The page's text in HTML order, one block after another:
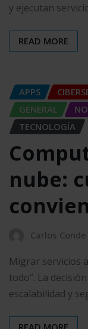
y ejecutan
READ MORE
APPS
GENERAL
TECNOLOGÍA
nube:
Carlos Conde
Migrar servicios
todo”. La
escalabilidad y
READ MORE